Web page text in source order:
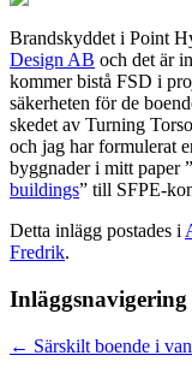
Brandskyddet i Point
Design AB och det är
kommer bistå FSD i
säkerheten för de
skedet av Turning
och jag har formulerat
byggnader i mitt paper ”
buildings” till SFPE-
Detta inlägg postades i
Fredrik.
Inläggsnavigering
← Särskilt boende i